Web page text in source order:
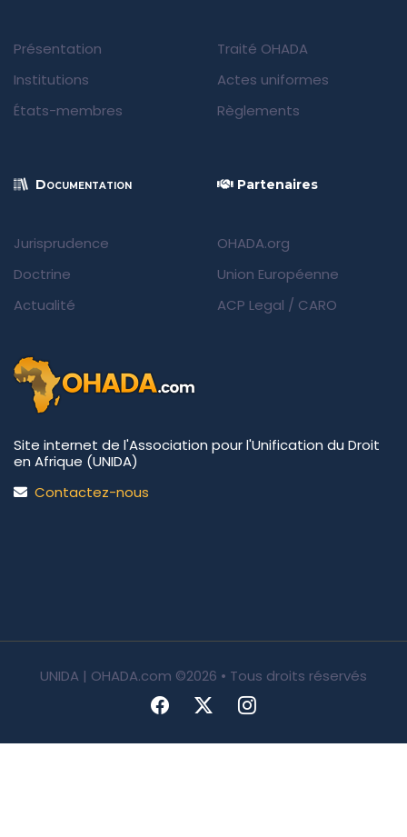
Présentation
Institutions
États-membres
Traité OHADA
Actes uniformes
Règlements
Documentation
Jurisprudence
Doctrine
Actualité
Partenaires
OHADA.org
Union Européenne
ACP Legal / CARO
Site internet de l'Association pour l'Unification du Droit
en Afrique (UNIDA)
Contactez-nous
UNIDA | OHADA.com ©2026 • Tous droits réservés